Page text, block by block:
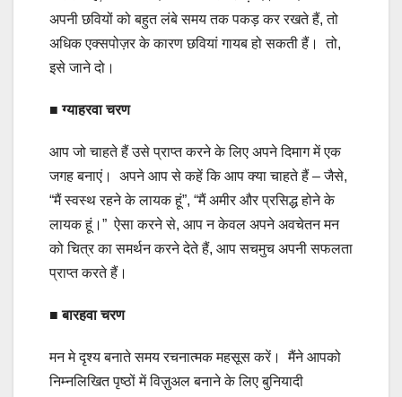
अपनी छवियों को बहुत लंबे समय तक पकड़ कर रखते हैं, तो
अधिक एक्सपोज़र के कारण छवियां गायब हो सकती हैं। तो,
इसे जाने दो।
■ग्याहरवा चरण
आप जो चाहते हैं उसे प्राप्त करने के लिए अपने दिमाग में एक
जगह बनाएं। अपने आप से कहें कि आप क्या चाहते हैं – जैसे,
“मैं स्वस्थ रहने के लायक हूं”, “मैं अमीर और प्रसिद्ध होने के
लायक हूं।” ऐसा करने से, आप न केवल अपने अवचेतन मन
को चित्र का समर्थन करने देते हैं, आप सचमुच अपनी सफलता
प्राप्त करते हैं।
■ बारहवा चरण
मन मे दृश्य बनाते समय रचनात्मक महसूस करें। मैंने आपको
निम्नलिखित पृष्ठों में विज़ुअल बनाने के लिए बुनियादी